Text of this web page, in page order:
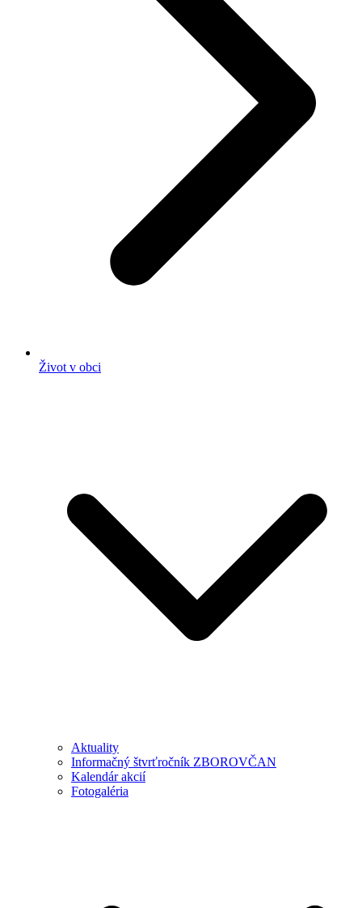
Život v obci
Aktuality
Informačný štvrťročník ZBOROVČAN
Kalendár akcií
Fotogaléria